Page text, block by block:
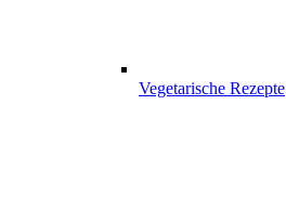
Vegetarische Rezepte